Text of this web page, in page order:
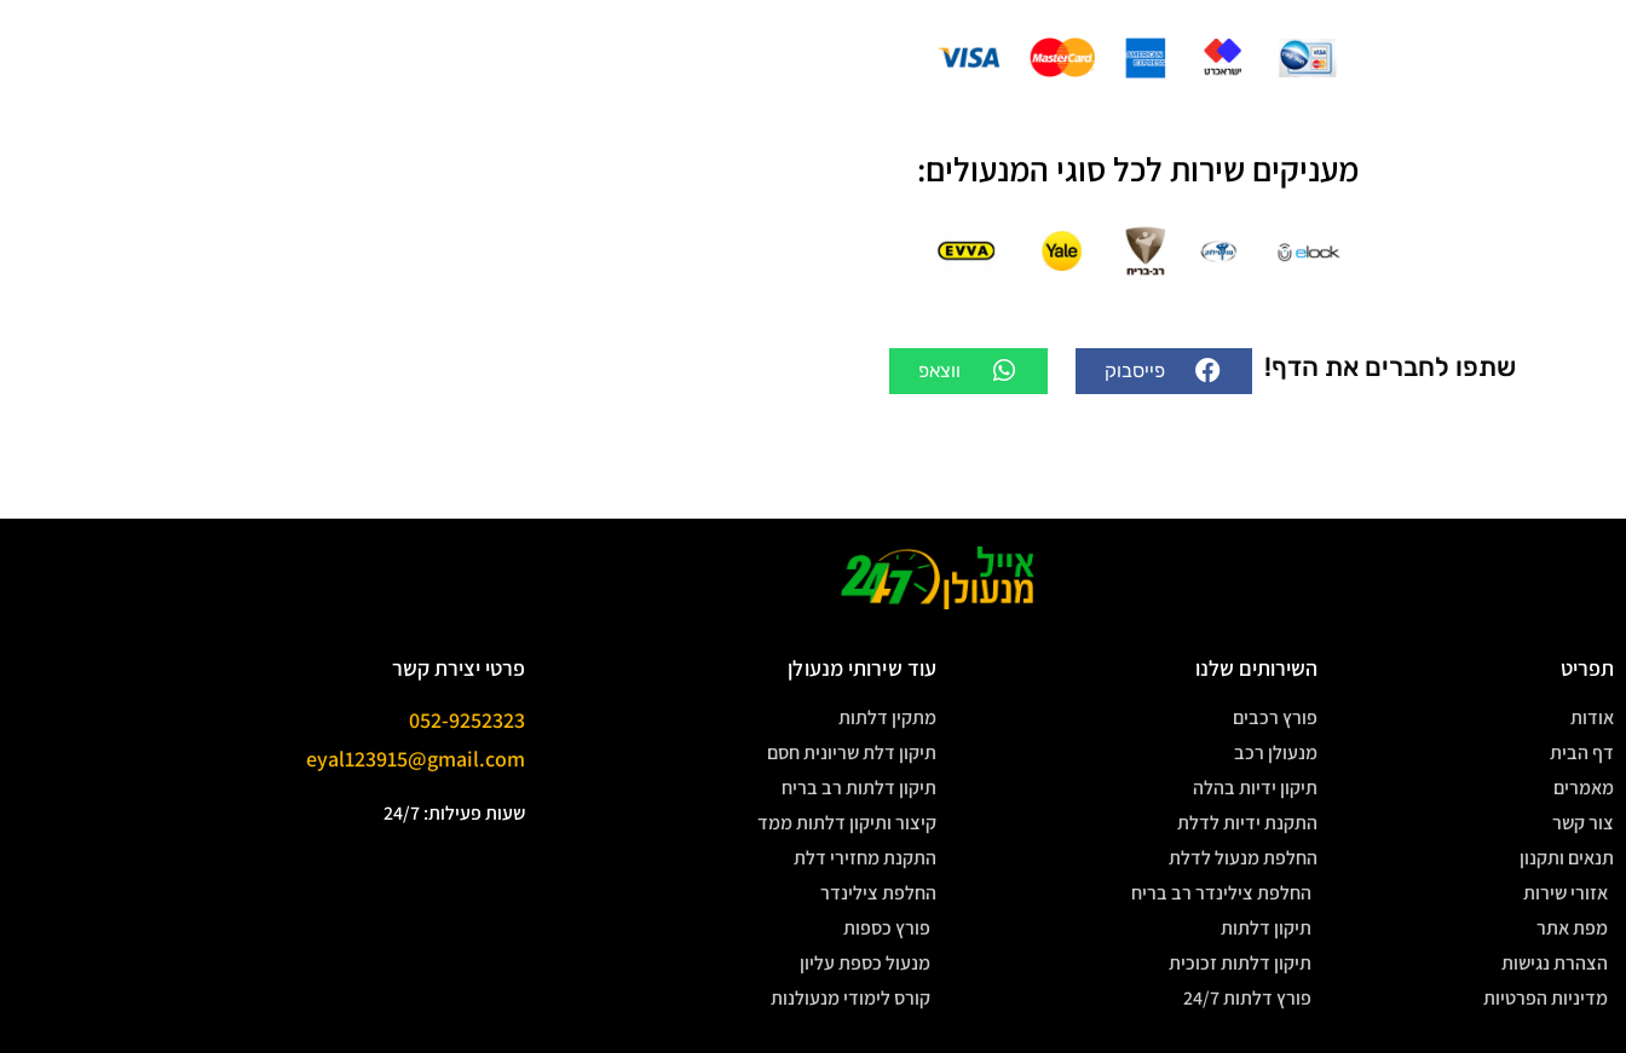
מעניקים שירות לכל סוגי המנעולים:
שתפו לחברים את הדף! פייסבוק ווצאפ
תפריט
אודות
דף הבית
מאמרים
צור קשר
תנאים ותקנון
אזורי שירות
מפת אתר
הצהרת נגישות
מדיניות הפרטיות
השירותים שלנו
פורץ רכבים
מנעולן רכב
תיקון ידיות בהלה
התקנת ידיות לדלת
החלפת מנעול לדלת
החלפת צילינדר רב בריח
תיקון דלתות
תיקון דלתות זכוכית
פורץ דלתות 24/7
עוד שירותי מנעולן
מתקין דלתות
תיקון דלת שריונית חסם
תיקון דלתות רב בריח
קיצור ותיקון דלתות ממד
התקנת מחזירי דלת
החלפת צילינדר
פורץ כספות
מנעול כספת עליון
קורס לימודי מנעולנות
פרטי יצירת קשר
052-9252323
eyal123915@gmail.com
שעות פעילות: 24/7